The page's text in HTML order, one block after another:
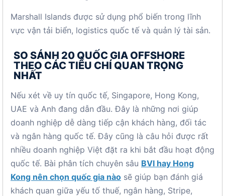
Marshall Islands được sử dụng phổ biến trong lĩnh
vực vận tải biển, logistics quốc tế và quản lý tài sản.
SO SÁNH 20 QUỐC GIA OFFSHORE
THEO CÁC TIÊU CHÍ QUAN TRỌNG
NHẤT
Nếu xét về uy tín quốc tế, Singapore, Hong Kong,
UAE và Anh đang dẫn đầu. Đây là những nơi giúp
doanh nghiệp dễ dàng tiếp cận khách hàng, đối tác
và ngân hàng quốc tế. Đây cũng là câu hỏi được rất
nhiều doanh nghiệp Việt đặt ra khi bắt đầu hoạt động
quốc tế. Bài phân tích chuyên sâu BVI hay Hong
Kong nên chọn quốc gia nào sẽ giúp bạn đánh giá
khách quan giữa yếu tố thuế, ngân hàng, Stripe,